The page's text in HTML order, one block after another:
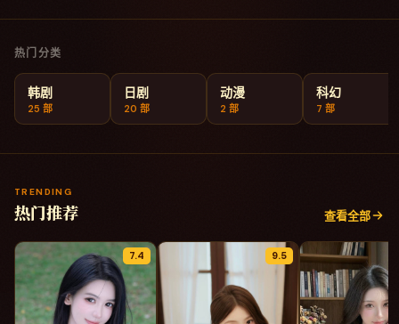
热门分类
韩剧
25 部
日剧
20 部
动漫
2 部
科幻
7 部
TRENDING
热门推荐 查看全部
7.4 9.5